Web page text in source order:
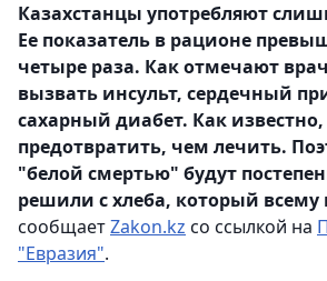
Казахстанцы употребляют
Ее показатель в рационе
четыре раза. Как отмечают
вызвать инсульт, сердечный
сахарный диабет. Как известно,
предотвратить, чем лечить.
"белой смертью" будут
решили с хлеба, который всему
сообщаетZakon.kz со ссылкой на
"Евразия".